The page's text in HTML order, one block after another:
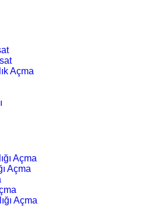
Açma
Açma
Açma
Açma